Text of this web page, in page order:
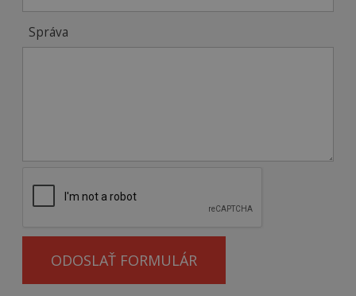
Správa
ODOSLAŤ FORMULÁR